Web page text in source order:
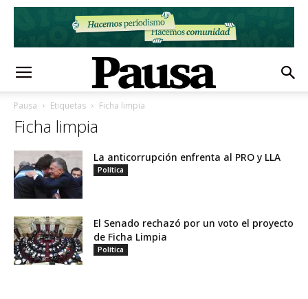
Pausa Etiquetas Ficha limpia
Ficha limpia
La anticorrupción enfrenta al PRO y LLA
Política
El Senado rechazó por un voto el proyecto
de Ficha Limpia
Política